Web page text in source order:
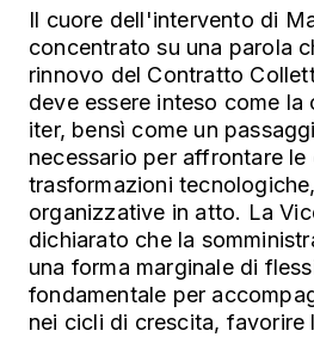
Il cuore dell'intervento di
concentrato su una parola
rinnovo del Contratto
deve essere inteso come la
iter, bensì come un
necessario per affrontare le
trasformazioni
organizzative in atto. La
dichiarato che la
una forma marginale di
fondamentale per
nei cicli di crescita, favorire